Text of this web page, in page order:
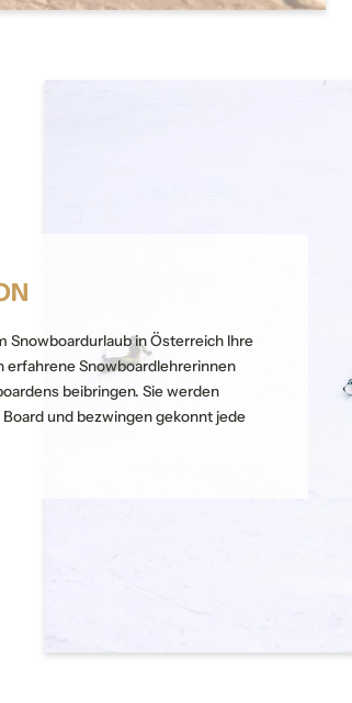
Daten
Snowboardurlaub in Österreich Ihre
erfahrene Snowboardlehrerinnen
beibringen. Sie werden
und bezwingen gekonnt jede
Einwilligung Marketing*